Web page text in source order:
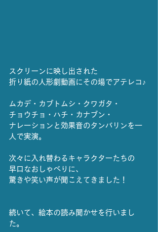
スクリーンに映し出された
折り紙の人形劇動画にその場でアテレコ♪
ムカデ・カブトムシ・クワガタ・
チョウチョ・ハチ・カナブン・
ナレーションと効果音のタンバリンを一
人で実演。
次々に入れ替わるキャラクターたちの
早口なおしゃべりに、
驚きや笑い声が聞こえてきました！
続いて、絵本の読み聞かせを行いまし
た。